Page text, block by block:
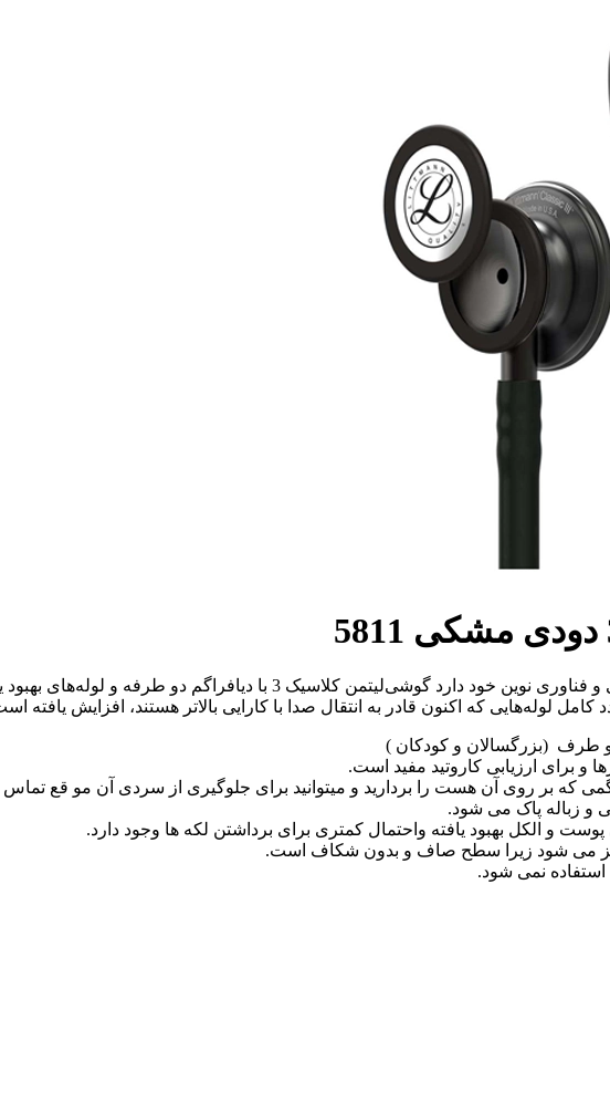
گوشی‌ پزشکی کلاسیک 3 لیتمن ویژگی‌های جدیدی را در طراحی و فناوری نوین خود
که اکنون قادر به انتقال صدا با کارایی بالاتر هستند، افزایش یافته
طرف (بزرگسالان و کودکان )
و برای ارزیابی کاروتید مفید است.
بر روی آن هست را بردارید و میتوانید برای جلوگیری از سردی آن مو قع تماس
و زباله پاک می شود.
و الکل بهبود یافته واحتمال کمتری برای برداشتن لکه ها وجود دارد.
می شود زیرا سطح صاف و بدون شکاف است.
استفاده نمی شود.